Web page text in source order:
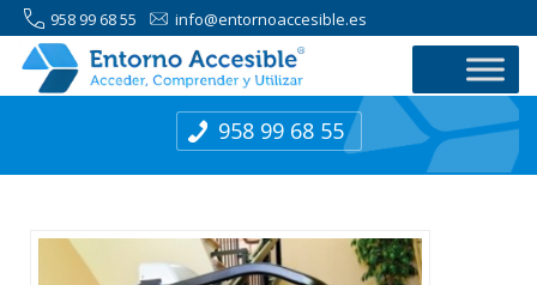
958 99 68 55 info@entornoaccesible.es
958 99 68 55